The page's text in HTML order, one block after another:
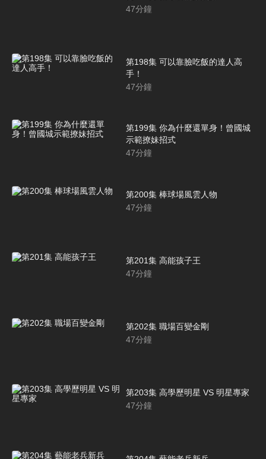
47分鐘
第198集 可以靠臉吃飯的達人高
手！
47分鐘
第199集 你為什麼還單身！曾國城
示範撩妹招式
47分鐘
第200集 棒球場風雲人物
47分鐘
第201集 高能孩子王
47分鐘
第202集 職場百變金剛
47分鐘
第203集 高學歷明星 VS 明星專家
47分鐘